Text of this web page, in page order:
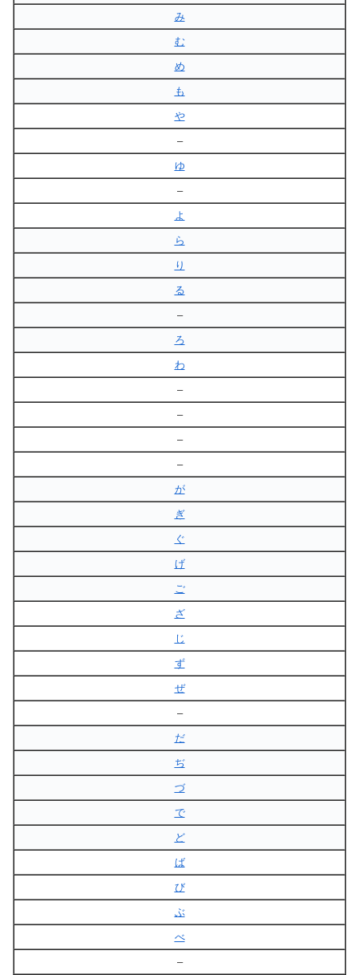
み
む
め
も
や
–
ゆ
–
よ
ら
り
る
–
ろ
わ
–
–
–
–
が
ぎ
ぐ
げ
ご
ざ
じ
ず
ぜ
–
だ
ぢ
づ
で
ど
ば
び
ぶ
べ
–